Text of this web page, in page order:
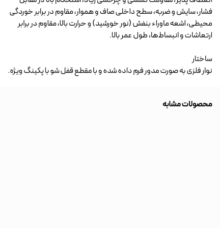
فشار، سایش و ضربه، سطح داخلی صاف و هموار، مقاوم در برابر خوردگی
محیطی، اشعه ماوراء بنفش (نور خورشید) و حرارت بالا، مقاوم در برابر
ارتعاشات و انبساط‌ها، طول عمر بالا.
ساختار
نوار فلزی به صورت مدور فرم داده شده و با مقطع قفل شو با پکینگ ویژه.
محصولات مشابه